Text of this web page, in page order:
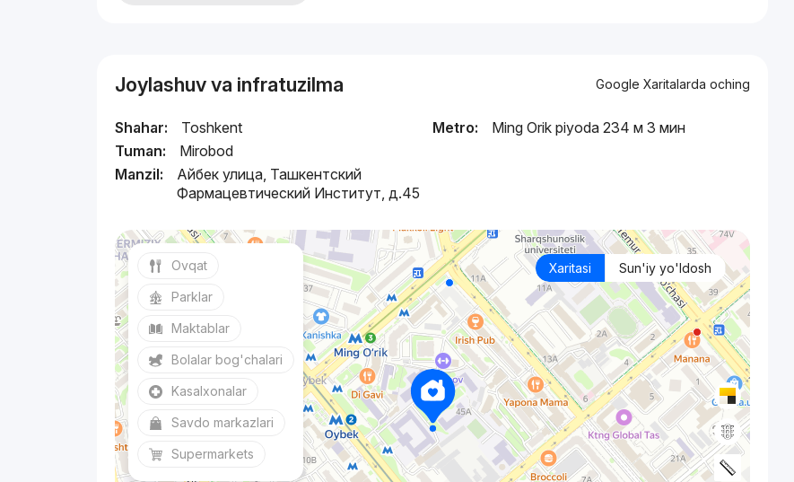
Joylashuv va infratuzilma Google Xaritalarda oching
Shahar:
Toshkent
Tuman:
Mirobod
Manzil:
Айбек улица, Ташкентский
Фармацевтический Институт, д.45
Metro: Ming Orik piyoda 234 м 3 мин
Xaritasi Sun'iy yo'ldosh
Ovqat
Parklar
Maktablar
Bolalar bog'chalari
Kasalxonalar
Savdo markazlari
Supermarkets